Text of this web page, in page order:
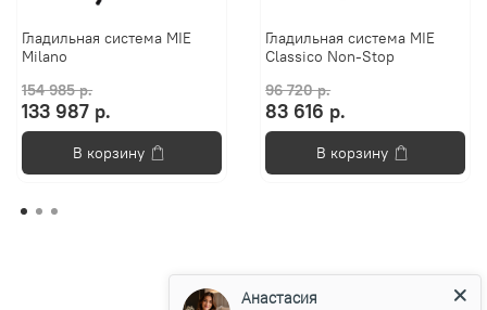
Гладильная система MIE
Milano
154 985 р.
133 987 р.
В корзину
Гладильная система MIE
Classico Non-Stop
96 720 р.
83 616 р.
В корзину
Анастасия